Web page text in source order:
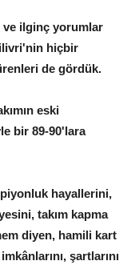
ilginç yorumlar
hiçbir
de gördük.
eski
bir 89-90'lara
hayallerini,
takım kapma
diyen, hamili kart
şartlarını